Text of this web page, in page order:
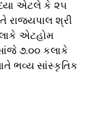
એટલે કે ૨૫
રાજ્યપાલ શ્રી
એટહોમ
૭.૦૦ કલાકે
ભવ્ય સાંસ્કૃતિક